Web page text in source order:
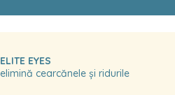
ELITE EYES
elimină cearcănele și ridurile